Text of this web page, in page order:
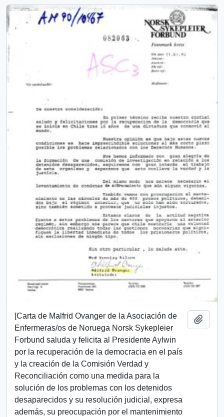
[Carta de Malfrid Ovanger de la Asociación de
Enfermeras/os de Noruega Norsk Sykepleier
Forbund saluda y felicita al Presidente Aylwin
por la recuperación de la democracia en el país
y la creación de la Comisión Verdad y
Reconciliación como una medida para la
solución de los problemas con los detenidos
desaparecidos y su resolución judicial, expresa
además, su preocupación por el mantenimiento